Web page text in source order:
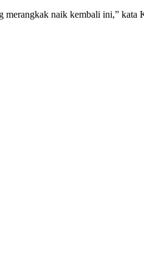
merangkak naik kembali ini,” kata